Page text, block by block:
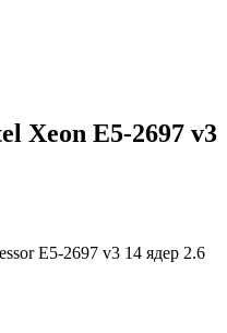
Xeon E5-2697 v3
E5-2697 v3 14 ядер 2.6